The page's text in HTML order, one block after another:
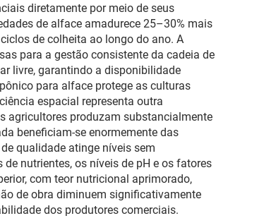
diretamente por meio de seus
de alface amadurece 25–30% mais
de colheita ao longo do ano. A
para a gestão consistente da cadeia de
livre, garantindo a disponibilidade
para alface protege as culturas
espacial representa outra
agricultores produzam substancialmente
beneficiam-se enormemente das
qualidade atinge níveis sem
nutrientes, os níveis de pH e os fatores
com teor nutricional aprimorado,
de obra diminuem significativamente
dos produtores comerciais.